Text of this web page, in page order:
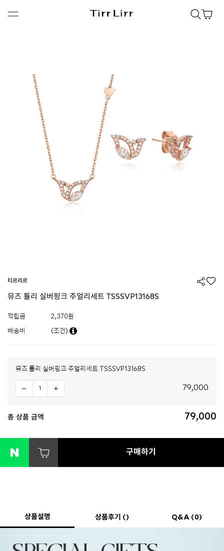
티르리르
뮤즈 튤리 실버핑크 주얼리세트 TSSSVP13168S
적립금 2,370원
배송비 (조건)
뮤즈 튤리 실버핑크 주얼리세트 TSSSVP13168S
79,000
총 상품 금액 79,000
구매하기
상품설명 상품후기 () Q&A (0)